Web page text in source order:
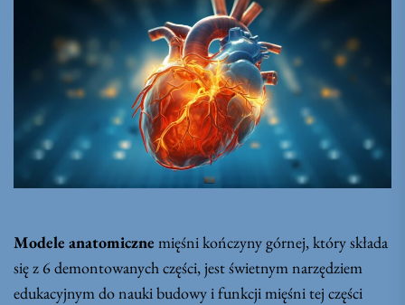
Modele anatomiczne mięśni kończyny górnej, który składa
się z 6 demontowanych części, jest świetnym narzędziem
edukacyjnym do nauki budowy i funkcji mięśni tej części